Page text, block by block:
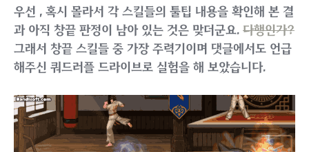
과거에는 창끝을 맞춘 기준으로 데미지를 밸런싱 한건지
창끝을 못맞추면 저열한 데미지를 보여 강제되는 기믹이
였으나,거듭된 패치로 크게 완화되어 현재시점에선 맞추
도 됩니다.
퀵펀토, 트윈펀토, 뇌격점혈섬, 쿼드러플 드라이브, 삼일